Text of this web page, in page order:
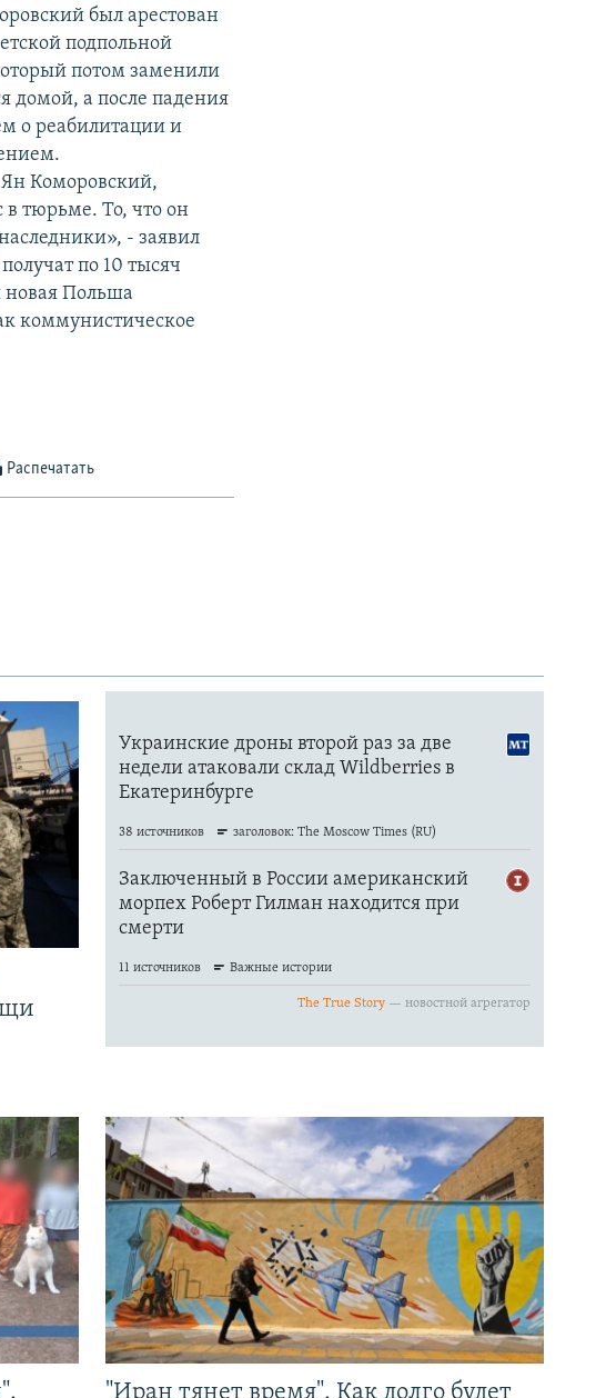
был арестован
подпольной
потом заменили
домой, а после падения
о реабилитации и
Ян Коморовский,
в тюрьме. То, что он
- заявил
по 10 тысяч
новая Польша
коммунистическое
Распечатать